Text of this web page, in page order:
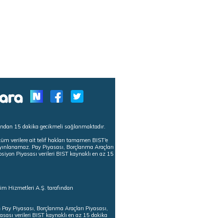
15 dakika gecikmeli sağlanmaktadır.
verilere ait telif hakları tamamen BIST'e
Pay Piyasası, Borçlanma Araçları
Piyasası verileri BIST kaynaklı en az 15
Hizmetleri A.Ş. tarafından
Piyasası, Borçlanma Araçları Piyasası,
verileri BIST kaynaklı en az 15 dakika